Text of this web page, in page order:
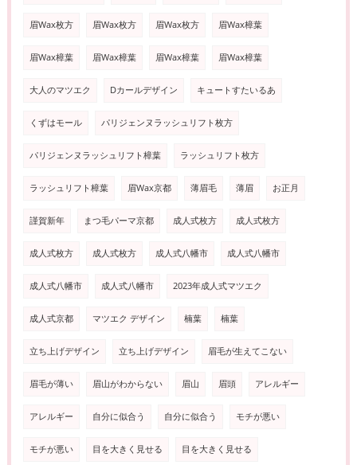
眉Wax枚方 眉Wax枚方 眉Wax枚方 眉Wax樟葉
眉Wax樟葉 眉Wax樟葉 眉Wax樟葉 眉Wax樟葉
大人のマツエク Dカールデザイン キュートすたいるあ
くずはモール パリジェンヌラッシュリフト枚方
パリジェンヌラッシュリフト樟葉 ラッシュリフト枚方
ラッシュリフト樟葉 眉Wax京都 薄眉毛 薄眉 お正月
謹賀新年 まつ毛パーマ京都 成人式枚方 成人式枚方
成人式枚方 成人式枚方 成人式八幡市 成人式八幡市
成人式八幡市 成人式八幡市 2023年成人式マツエク
成人式京都 マツエク デザイン 楠葉 楠葉
立ち上げデザイン 立ち上げデザイン 眉毛が生えてこない
眉毛が薄い 眉山がわからない 眉山 眉頭 アレルギー
アレルギー 自分に似合う 自分に似合う モチが悪い
モチが悪い 目を大きく見せる 目を大きく見せる